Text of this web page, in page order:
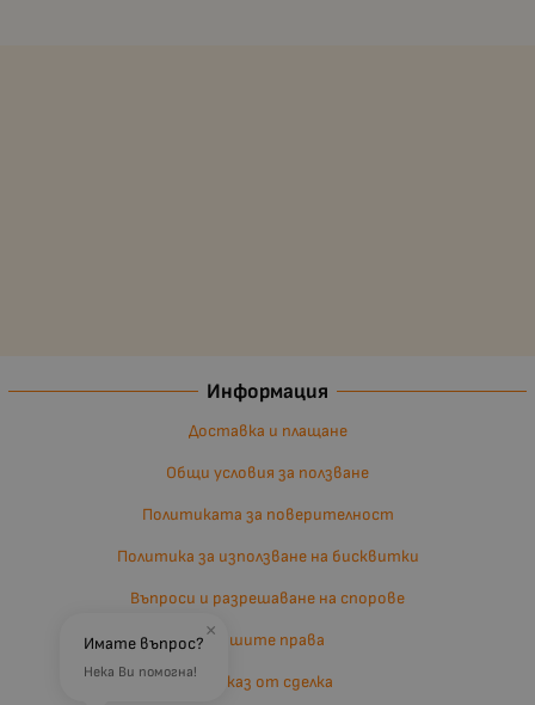
Информация
Доставка и плащане
Общи условия за ползване
Политиката за поверителност
Политика за използване на бисквитки
Въпроси и разрешаване на спорове
Вашите права
Отказ от сделка
×
Имате въпрос?
Нека Ви помогна!